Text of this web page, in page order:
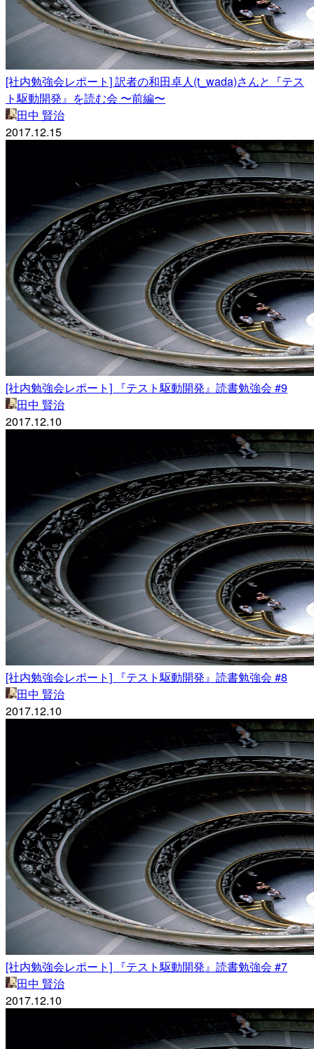
[社内勉強会レポート] 訳者の和田卓人(t_wada)さんと『テス
ト駆動開発』を読む会 〜前編〜
田中 賢治
2017.12.15
[社内勉強会レポート] 『テスト駆動開発』読書勉強会 #9
田中 賢治
2017.12.10
[社内勉強会レポート] 『テスト駆動開発』読書勉強会 #8
田中 賢治
2017.12.10
[社内勉強会レポート] 『テスト駆動開発』読書勉強会 #7
田中 賢治
2017.12.10